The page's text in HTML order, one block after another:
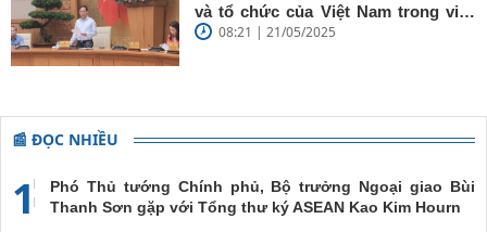
và tổ chức của Việt Nam trong việc
đề cao chủ nghĩa đa phương, đoàn
08:21 | 21/05/2025
📰 ĐỌC NHIỀU
1
Phó Thủ tướng Chính phủ, Bộ trưởng Ngoại giao Bùi
Thanh Sơn gặp với Tổng thư ký ASEAN Kao Kim Hourn